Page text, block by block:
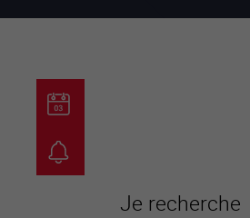
Je recherche